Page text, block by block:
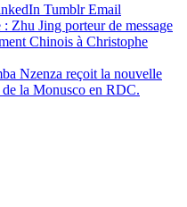
Tumblr Email
Zhu Jing porteur de message
Chinois à Christophe
Nzenza reçoit la nouvelle
de la Monusco en RDC.